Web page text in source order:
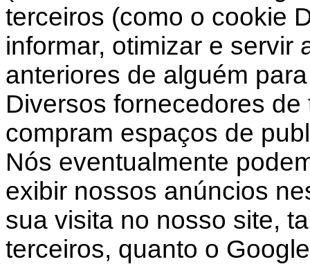
terceiros (como o cookie
informar, otimizar e servir
anteriores de alguém
Diversos fornecedores
compram espaços de
Nós eventualmente
exibir nossos anúncios
sua visita no nosso site,
terceiros, quanto o